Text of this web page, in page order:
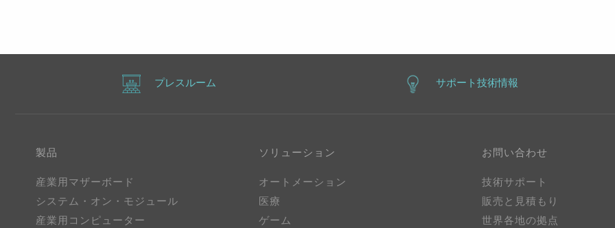
プレスルーム サポート技術情報
製品
産業用マザーボード
システム・オン・モジュール
産業用コンピューター
ソリューション
オートメーション
医療
ゲーム
お問い合わせ
技術サポート
販売と見積もり
世界各地の拠点